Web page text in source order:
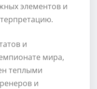
элементов и
и
мира,
теплыми
и